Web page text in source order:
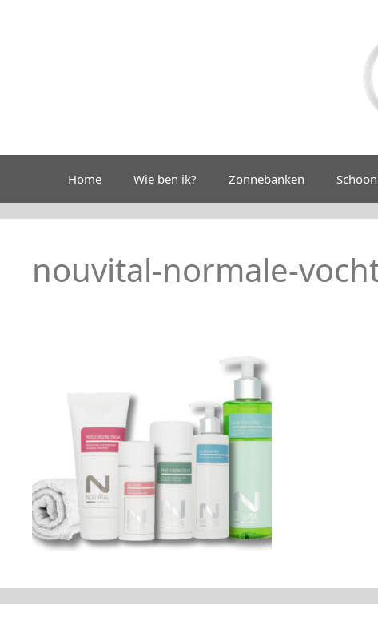
Home Wie ben ik? Zonnebanken
nouvital-normale-